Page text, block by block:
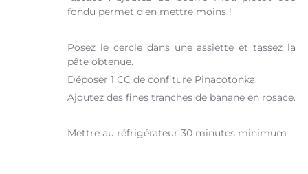
fondu permet d'en mettre moins !
Posez le cercle dans une assiette et tassez la
pâte obtenue.
Déposer 1 CC de confiture Pinacotonka.
Ajoutez des fines tranches de banane en rosace.
Mettre au réfrigérateur 30 minutes minimum